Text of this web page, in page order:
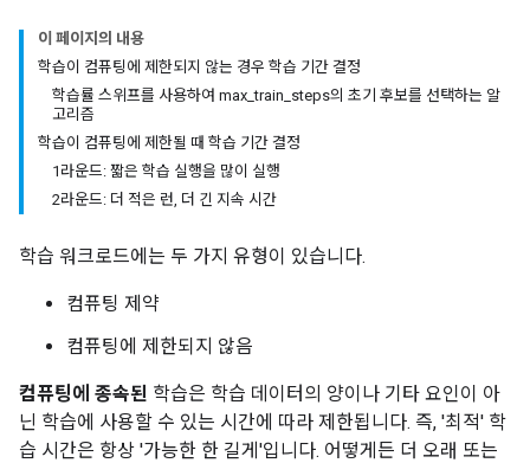
이 페이지의 내용
학습이 컴퓨팅에 제한되지 않는 경우 학습 기간 결정
학습률 스위프를 사용하여 max_train_steps의 초기 후보를 선택하는 알
고리즘
학습이 컴퓨팅에 제한될 때 학습 기간 결정
1라운드: 짧은 학습 실행을 많이 실행
2라운드: 더 적은 런, 더 긴 지속 시간
학습 워크로드에는 두 가지 유형이 있습니다.
컴퓨팅 제약
컴퓨팅에 제한되지 않음
컴퓨팅에 종속된 학습은 학습 데이터의 양이나 기타 요인이 아
닌 학습에 사용할 수 있는 시간에 따라 제한됩니다. 즉, '최적' 학
습 시간은 항상 '가능한 한 길게'입니다. 어떻게든 더 오래 또는